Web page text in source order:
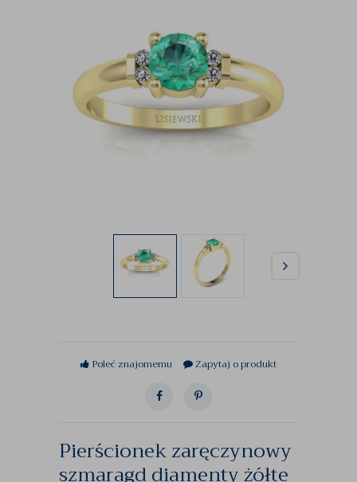
Poleć znajomemu Zapytaj o produkt
Pierścionek zaręczynowy
szmaragd diamenty żółte